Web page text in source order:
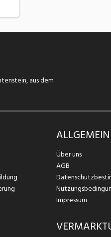
aus dem
ALLGEMEIN
Über uns
AGB
Impressum